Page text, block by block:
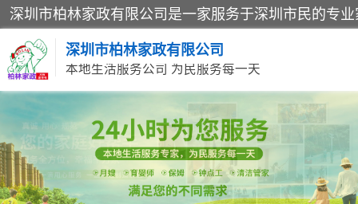
深圳市柏林家政有限公司
本地生活服务公司 为民服务每一天
家居保洁
家庭保姆